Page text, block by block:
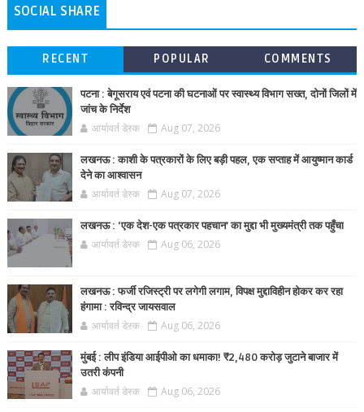
SOCIAL SHARE
RECENT POPULAR COMMENTS
पटना : बेगूसराय एवं पटना की घटनाओं पर स्वास्थ्य विभाग सख्त, दोनों जिलों में
जांच के निर्देश
आर्यावर्त डेस्क Aug 07, 2026
लखनऊ : काशी के पत्रकारों के लिए बड़ी पहल, एक सप्ताह में आयुष्मान कार्ड
देने का आश्वासन
आर्यावर्त डेस्क Aug 07, 2026
लखनऊ : ‘एक देश-एक पत्रकार पहचान’ का मुद्दा भी मुख्यमंत्री तक पहुँचा
आर्यावर्त डेस्क Aug 06, 2026
लखनऊ : फर्जी रजिस्ट्री पर लगेगी लगाम, विपक्ष मुद्दाविहीन होकर कर रहा
हंगामा : रविन्द्र जायसवाल
आर्यावर्त डेस्क Aug 06, 2026
मुंबई : लीप इंडिया आईपीओ का धमाका! ₹2,480 करोड़ जुटाने बाजार में
उतरी कंपनी
आर्यावर्त डेस्क Aug 06, 2026